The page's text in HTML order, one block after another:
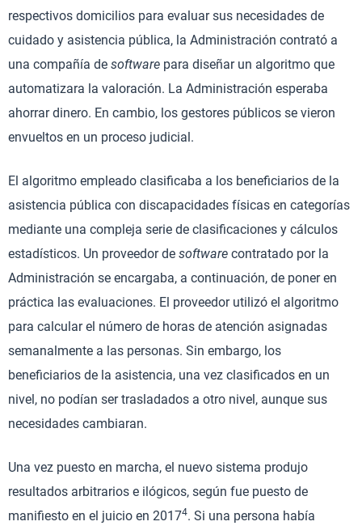
respectivos domicilios para evaluar sus necesidades de
cuidado y asistencia pública, la Administración contrató a
una compañía de software para diseñar un algoritmo que
automatizara la valoración. La Administración esperaba
ahorrar dinero. En cambio, los gestores públicos se vieron
envueltos en un proceso judicial.
El algoritmo empleado clasificaba a los beneficiarios de la
asistencia pública con discapacidades físicas en categorías
mediante una compleja serie de clasificaciones y cálculos
estadísticos. Un proveedor de software contratado por la
Administración se encargaba, a continuación, de poner en
práctica las evaluaciones. El proveedor utilizó el algoritmo
para calcular el número de horas de atención asignadas
semanalmente a las personas. Sin embargo, los
beneficiarios de la asistencia, una vez clasificados en un
nivel, no podían ser trasladados a otro nivel, aunque sus
necesidades cambiaran.
Una vez puesto en marcha, el nuevo sistema produjo
resultados arbitrarios e ilógicos, según fue puesto de
manifiesto en el juicio en 20174. Si una persona había